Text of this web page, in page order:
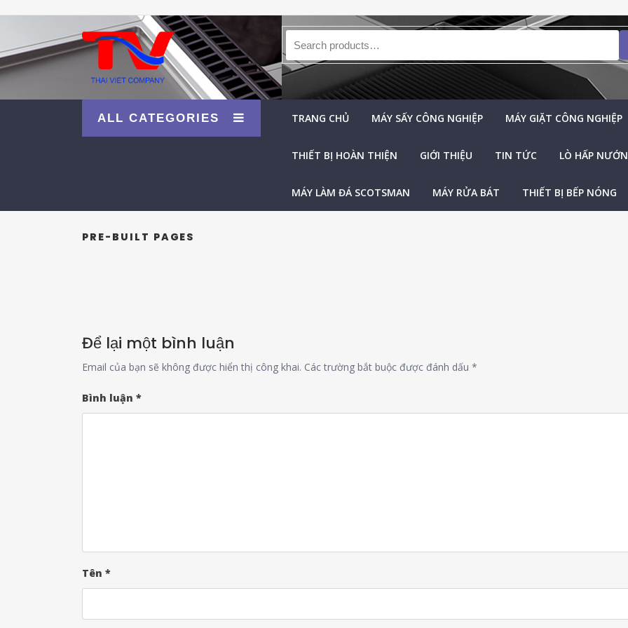
ALL CATEGORIES TRANG CHỦ MÁY SẤY CÔNG NGHIỆP MÁY GIẶT CÔNG NGHIỆP
THIẾT BỊ HOÀN THIỆN GIỚI THIỆU TIN TỨC LÒ HẤP
MÁY LÀM ĐÁ SCOTSMAN MÁY RỬA BÁT THIẾT BỊ BẾP NÓNG
PRE-BUILT PAGES
Để lại một bình luận
Email của bạn sẽ không được hiển thị công khai. Các trường bắt buộc được đánh dấu *
Bình luận *
Tên *